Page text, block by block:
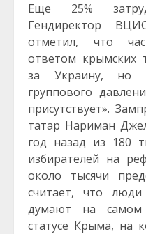
Еще 25%
Гендиректор
отметил, что
ответом крымских
за Украину, но
группового
присутствует».
татар Нариман
год назад из 180
избирателей на
около тысячи
считает, что люди
думают на самом
статусе Крыма, на